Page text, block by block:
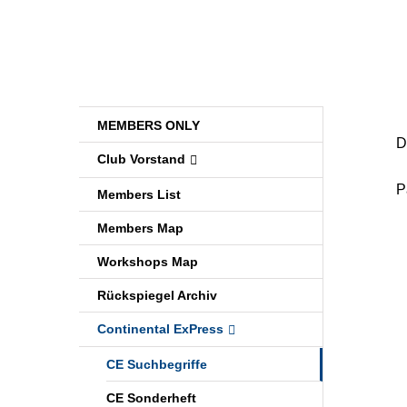
MEMBERS ONLY
Club Vorstand
Members List
Members Map
Workshops Map
Rückspiegel Archiv
Continental ExPress
CE Suchbegriffe
CE Sonderheft